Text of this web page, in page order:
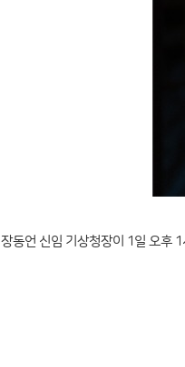
장동언 신임 기상청장이 1일 오후